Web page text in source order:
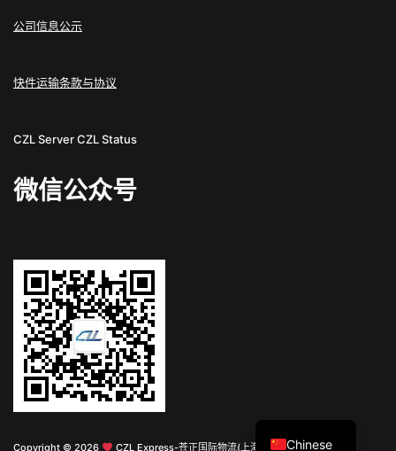
公司信息公示
快件运输条款与协议
CZL ServerCZL Status
微信公众号
Copyright © 2026 CZL Express-苍正国际物流(上海)有限公司 All Rights
Chinese